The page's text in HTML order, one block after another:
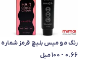
رنگ مو میس بلیچ قرمز شماره
0.66 - 100 میل